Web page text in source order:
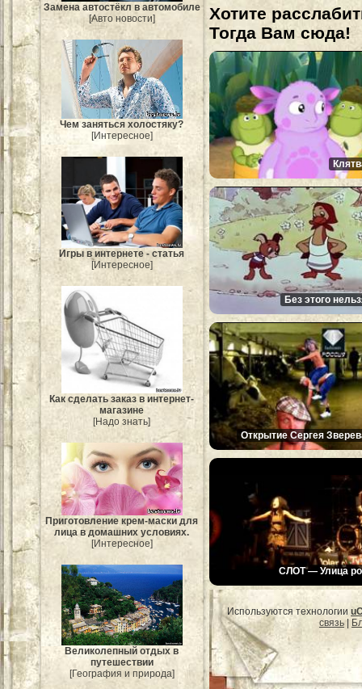
Замена автостёкл в автомобиле
[Авто новости]
Чем заняться холостяку?
[Интересное]
Игры в интернете - статья
[Интересное]
Как сделать заказ в интернет-
магазине
[Надо знать]
Приготовление крем-маски для
лица в домашних условиях.
[Интересное]
Великолепный отдых в
путешествии
[География и природа]
Хотите
Тогда Вам сюда!
Без этого
Открытие Сергея
СЛОТ — Улица
Используются технологии
связь